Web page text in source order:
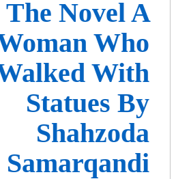
The Novel A
Woman Who
Walked With
Statues By
Shahzoda
Samarqandi